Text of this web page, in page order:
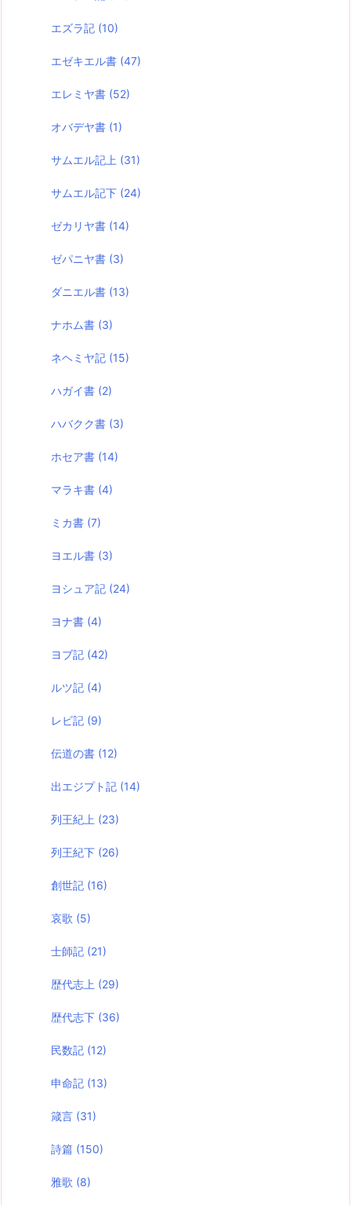
エズラ記 (10)
エゼキエル書 (47)
エレミヤ書 (52)
オバデヤ書 (1)
サムエル記上 (31)
サムエル記下 (24)
ゼカリヤ書 (14)
ゼパニヤ書 (3)
ダニエル書 (13)
ナホム書 (3)
ネヘミヤ記 (15)
ハガイ書 (2)
ハバクク書 (3)
ホセア書 (14)
マラキ書 (4)
ミカ書 (7)
ヨエル書 (3)
ヨシュア記 (24)
ヨナ書 (4)
ヨブ記 (42)
ルツ記 (4)
レビ記 (9)
伝道の書 (12)
出エジプト記 (14)
列王紀上 (23)
列王紀下 (26)
創世記 (16)
哀歌 (5)
士師記 (21)
歴代志上 (29)
歴代志下 (36)
民数記 (12)
申命記 (13)
箴言 (31)
詩篇 (150)
雅歌 (8)